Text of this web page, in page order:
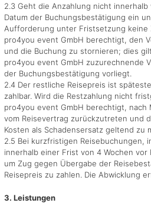
2.3 Geht die Anzahlung nicht innerhalb
Datum der Buchungsbestätigung ein
Aufforderung unter Fristsetzung keine
pro4you event GmbH berechtigt, den
und die Buchung zu stornieren; dies
pro4you event GmbH zuzurechnende
der Buchungsbestätigung vorliegt.
2.4 Der restliche Reisepreis ist
zahlbar. Wird die Restzahlung nicht
pro4you event GmbH berechtigt, nach
vom Reisevertrag zurückzutreten und
Kosten als Schadensersatz geltend zu
2.5 Bei kurzfristigen Reisebuchungen,
innerhalb einer Frist von 4 Wochen vor
um Zug gegen Übergabe der
Reisepreis zu zahlen. Die Abwicklung
3. Leistungen